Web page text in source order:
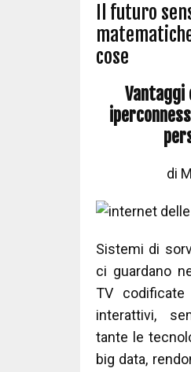
Il futuro
cose
Vantaggi
di
Sistemi di
ci guardano
TV codificate
interattivi,
tante le
big data,